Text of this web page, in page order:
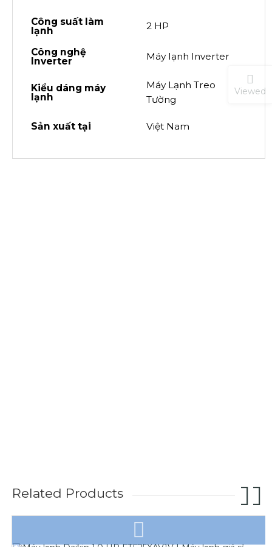
Công suất làm
lạnh 2 HP
Công nghệ
Inverter Máy lạnh Inverter
Kiểu dáng máy
lạnh
Máy Lạnh Treo
Tường
Sản xuất tại Việt Nam
Related Products
Viewed